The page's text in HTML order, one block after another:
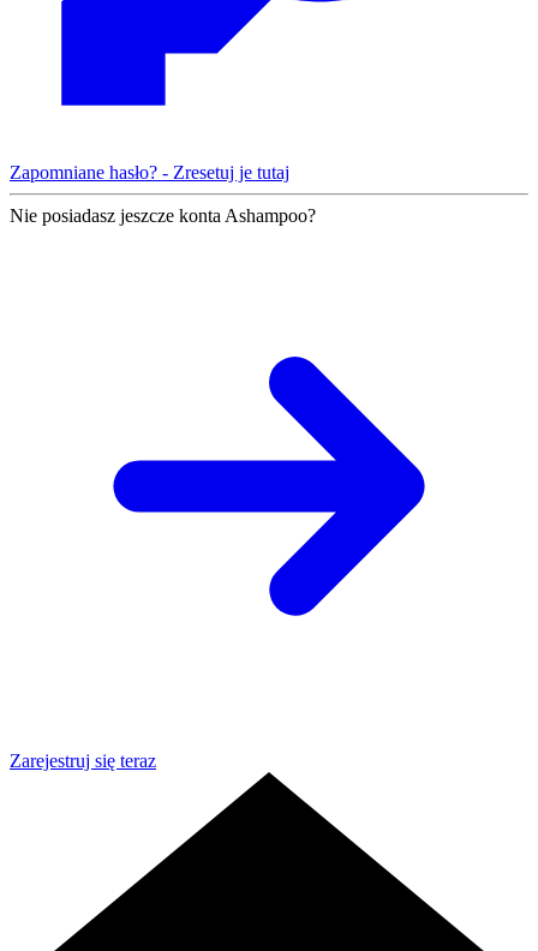
Zapomniane hasło? - Zresetuj je tutaj
Nie posiadasz jeszcze konta Ashampoo?
Zarejestruj się teraz